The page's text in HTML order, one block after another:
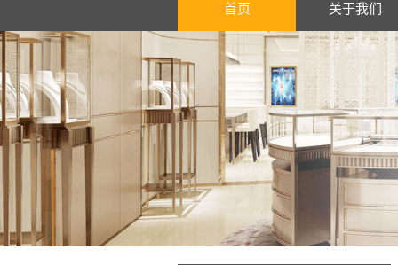
首页 关于我们